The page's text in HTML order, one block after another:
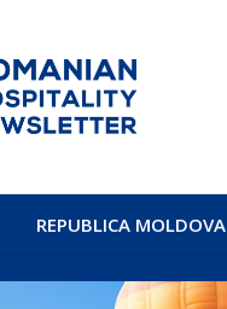
REPUBLICA MOLDOVA